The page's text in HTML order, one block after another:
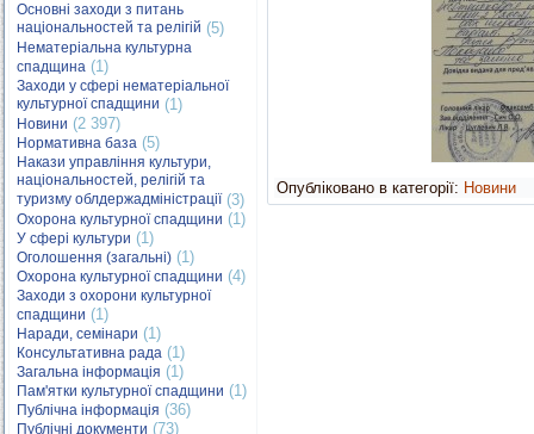
Основні заходи з питань
національностей та релігій (5)
Нематеріальна культурна
спадщина (1)
Заходи у сфері нематеріальної
культурної спадщини (1)
Новини (2 397)
Нормативна база (5)
Накази управління культури,
національностей, релігій та
туризму облдержадміністрації(3)
Охорона культурної спадщини (1)
У сфері культури (1)
Оголошення (загальні) (1)
Охорона культурної спадщини (4)
Заходи з охорони культурної
спадщини (1)
Наради, семінари (1)
Консультативна рада (1)
Загальна інформація (1)
Пам'ятки культурної спадщини (1)
Публічна інформація (36)
Публічні документи (73)
Опубліковано в категорії: Новини